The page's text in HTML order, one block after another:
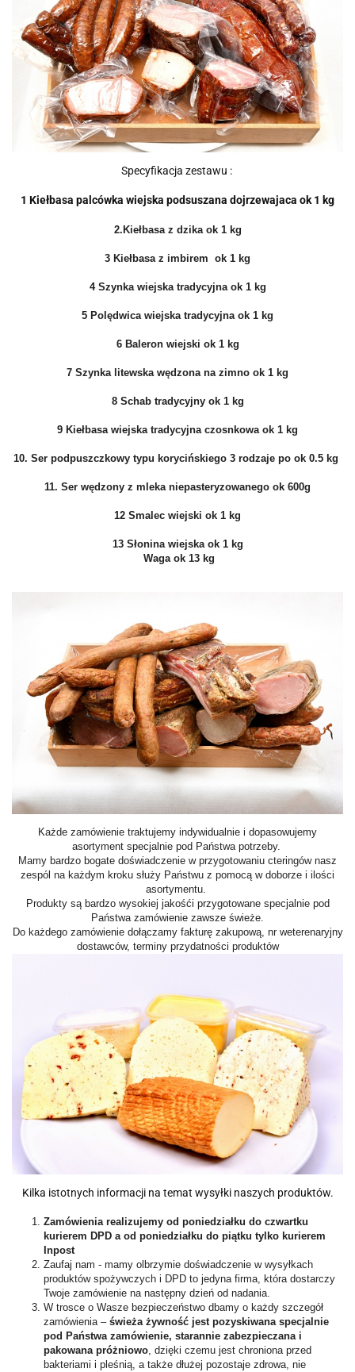
Specyfikacja zestawu :
1 Kiełbasa palcówka wiejska podsuszana dojrzewajaca ok 1 kg
2.Kiełbasa z dzika ok 1 kg
3 Kiełbasa z imbirem ok 1 kg
4 Szynka wiejska tradycyjna ok 1 kg
5 Polędwica wiejska tradycyjna ok 1 kg
6 Baleron wiejski ok 1 kg
7 Szynka litewska wędzona na zimno ok 1 kg
8 Schab tradycyjny ok 1 kg
9 Kiełbasa wiejska tradycyjna czosnkowa ok 1 kg
10. Ser podpuszczkowy typu korycińskiego 3 rodzaje po ok 0.5 kg
11. Ser wędzony z mleka niepasteryzowanego ok 600g
12 Smalec wiejski ok 1 kg
13 Słonina wiejska ok 1 kg
Waga ok 13 kg
Każde zamówienie traktujemy indywidualnie i dopasowujemy
asortyment specjalnie pod Państwa potrzeby.
Mamy bardzo bogate doświadczenie w przygotowaniu cteringów nasz
zespól na każdym kroku służy Państwu z pomocą w doborze i ilości
asortymentu.
Produkty są bardzo wysokiej jakośći przygotowane specjalnie pod
Państwa zamówienie zawsze świeże.
Do każdego zamówienie dołączamy fakturę zakupową, nr weterenaryjny
dostawców, terminy przydatności produktów
Kilka istotnych informacji na temat wysyłki naszych produktów.
Zamówienia realizujemy od poniedziałku do czwartku
kurierem DPD a od poniedziałku do piątku tylko kurierem
Inpost
Zaufaj nam - mamy olbrzymie doświadczenie w wysyłkach
produktów spożywczych i DPD to jedyna firma, która dostarczy
Twoje zamówienie na następny dzień od nadania.
W trosce o Wasze bezpieczeństwo dbamy o każdy szczegół
zamówienia – świeża żywność jest pozyskiwana specjalnie
pod Państwa zamówienie, starannie zabezpieczana i
pakowana próżniowo, dzięki czemu jest chroniona przed
bakteriami i pleśnią, a także dłużej pozostaje zdrowa, nie